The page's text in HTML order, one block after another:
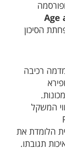
Age
הסיכון
רכיבה
המשקל
הלומדת את
תגובתו.